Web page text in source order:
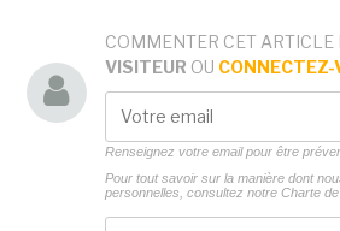
COMMENTER CET ARTICLE
VISITEUR OU CONNECTEZ-
Renseignez votre email pour être
Pour tout savoir sur la manière dont
personnelles, consultez notre Charte de